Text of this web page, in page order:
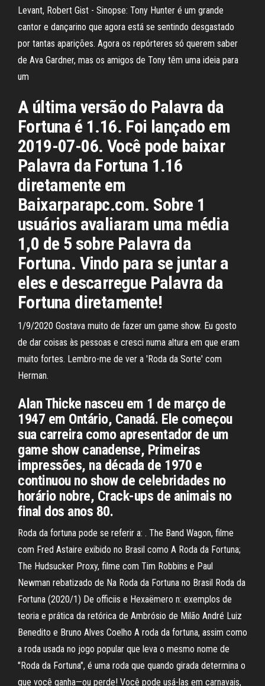
Levant, Robert Gist - Sinopse: Tony Hunter é um grande
cantor e dançarino que agora está se sentindo desgastado
por tantas aparições. Agora os repórteres só querem saber
de Ava Gardner, mas os amigos de Tony têm uma ideia para
um
A última versão do Palavra da
Fortuna é 1.16. Foi lançado em
2019-07-06. Você pode baixar
Palavra da Fortuna 1.16
diretamente em
Baixarparapc.com. Sobre 1
usuários avaliaram uma média
1,0 de 5 sobre Palavra da
Fortuna. Vindo para se juntar a
eles e descarregue Palavra da
Fortuna diretamente!
1/9/2020 Gostava muito de fazer um game show. Eu gosto
de dar coisas às pessoas e cresci numa altura em que eram
muito fortes. Lembro-me de ver a 'Roda da Sorte' com
Herman.
Alan Thicke nasceu em 1 de março de
1947 em Ontário, Canadá. Ele começou
sua carreira como apresentador de um
game show canadense, Primeiras
impressões, na década de 1970 e
continuou no show de celebridades no
horário nobre, Crack-ups de animais no
final dos anos 80.
Roda da fortuna pode se referir a: . The Band Wagon, filme
com Fred Astaire exibido no Brasil como A Roda da Fortuna;
The Hudsucker Proxy, filme com Tim Robbins e Paul
Newman rebatizado de Na Roda da Fortuna no Brasil Roda da
Fortuna (2020/1) De officiis e Hexaëmero n: exemplos de
teoria e prática da retórica de Ambrósio de Milão André Luiz
Benedito e Bruno Alves Coelho A roda da fortuna, assim como
a roda usada no jogo popular que leva o mesmo nome de
"Roda da Fortuna", é uma roda que quando girada determina o
que você ganha—ou perde! Você pode usá-las em carnavais,